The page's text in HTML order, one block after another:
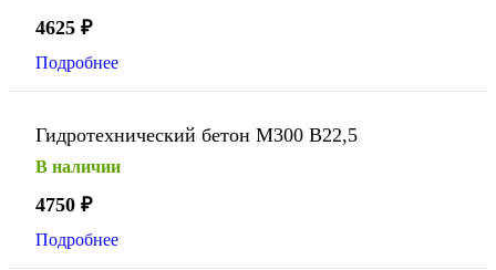
4625 ₽
Подробнее
Гидротехнический бетон М300 В22,5
В наличии
4750 ₽
Подробнее